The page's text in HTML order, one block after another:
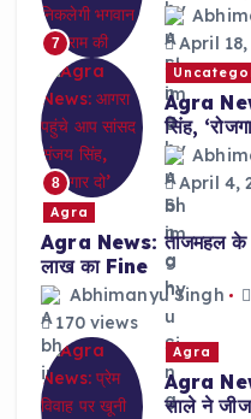
7
April 18,
8
Agra
सिंह,
April 4,
Agra
Agra News: ताजमहल के
लाख का Fine
Abhimanyu Singh
170 views
Agra
Agra
साले ने